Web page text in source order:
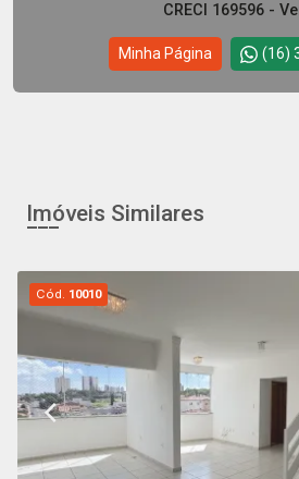
CRECI 169596 -
Minha Página (16)
Imóveis Similares
Cód. 10010